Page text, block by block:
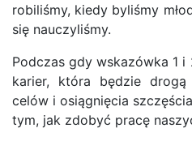
robiliśmy, kiedy byliśmy
się nauczyliśmy.
Podczas gdy wskazówka 1
karier, która będzie
celów i osiągnięcia
tym, jak zdobyć pracę